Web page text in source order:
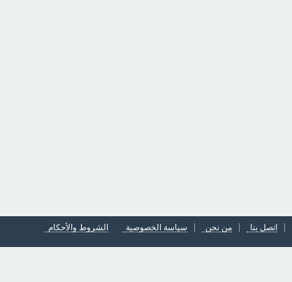
اتصل بنا من نحن سياسة الخصوصية الشروط والأحكام